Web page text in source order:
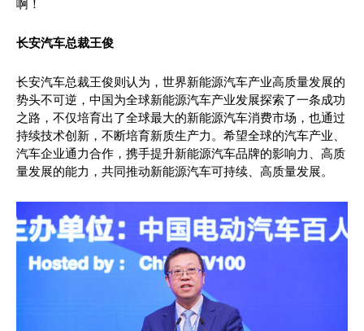
啊！
长安汽车总裁王俊
长安汽车总裁王俊则认为，世界新能源汽车产业高质量发展的
势头不可逆，中国为全球新能源汽车产业发展探索了一条成功
之路，不仅培育出了全球最大的新能源汽车消费市场，也通过
持续技术创新，不断培育新质生产力。希望全球的汽车产业、
汽车企业通力合作，携手提升新能源汽车品牌的影响力、高质
量发展的能力，共同推动新能源汽车可持续、高质量发展。